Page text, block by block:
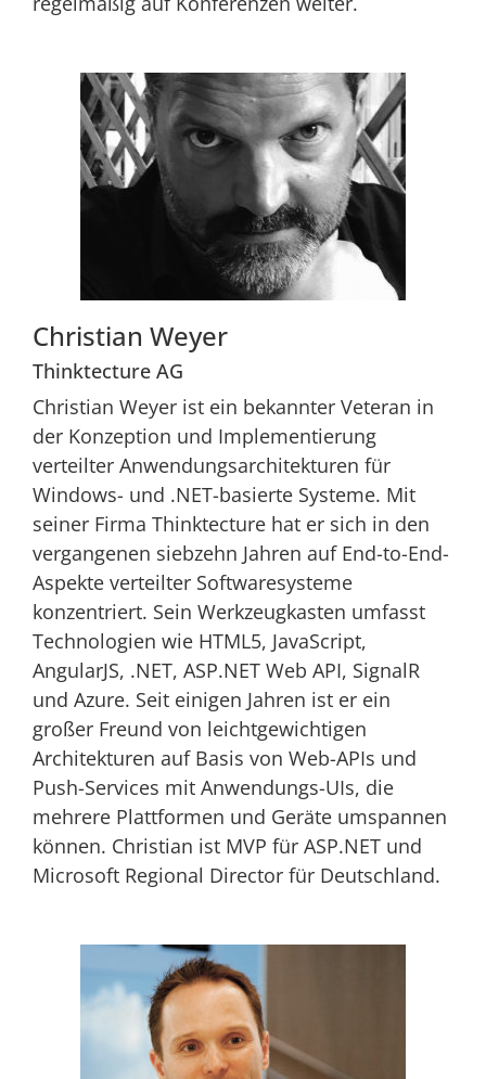
Christian Weyer
Thinktecture AG
Christian Weyer ist ein bekannter Veteran in
der Konzeption und Implementierung
verteilter Anwendungsarchitekturen für
Windows- und .NET-basierte Systeme. Mit
seiner Firma Thinktecture hat er sich in den
vergangenen siebzehn Jahren auf End-to-End-
Aspekte verteilter Softwaresysteme
konzentriert. Sein Werkzeugkasten umfasst
Technologien wie HTML5, JavaScript,
AngularJS, .NET, ASP.NET Web API, SignalR
und Azure. Seit einigen Jahren ist er ein
großer Freund von leichtgewichtigen
Architekturen auf Basis von Web-APIs und
Push-Services mit Anwendungs-UIs, die
mehrere Plattformen und Geräte umspannen
können. Christian ist MVP für ASP.NET und
Microsoft Regional Director für Deutschland.